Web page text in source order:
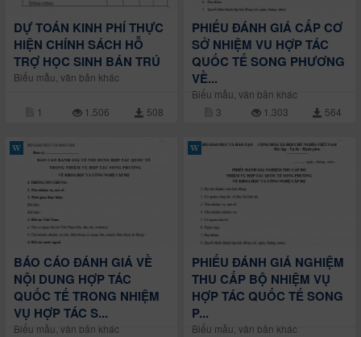
DỰ TOÁN KINH PHÍ THỰC
HIỆN CHÍNH SÁCH HỖ
TRỢ HỌC SINH BÁN TRÚ
Biểu mẫu, văn bản khác
1 1.506 508
PHIẾU ĐÁNH GIÁ CẤP CƠ
SỞ NHIỆM VU HỢP TÁC
QUỐC TẾ SONG PHƯƠNG
VỀ...
Biểu mẫu, văn bản khác
3
1.303 564
BÁO CÁO ĐÁNH GIÁ VỀ
NỘI DUNG HỢP TÁC
QUỐC TẾ TRONG NHIỆM
VỤ HỢP TÁC S...
Biểu mẫu, văn bản khác
PHIẾU ĐÁNH GIÁ NGHIỆM
THU CẤP BỘ NHIỆM VỤ
HỢP TÁC QUỐC TẾ SONG
P...
Biểu mẫu, văn bản khác